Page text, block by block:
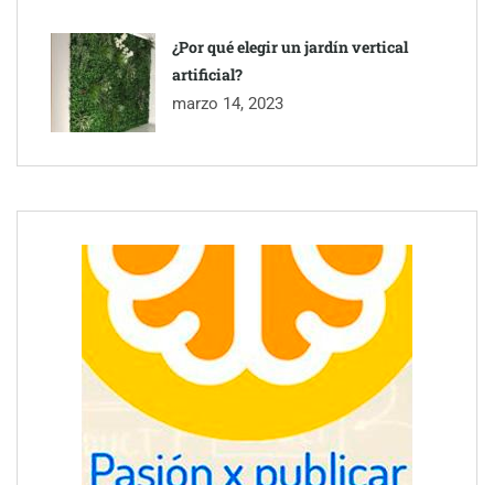
¿Por qué elegir un jardín vertical
artificial?
marzo 14, 2023